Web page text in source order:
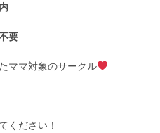
要
ママ対象のサークル
ください！